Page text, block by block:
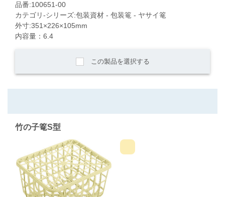
品番:100651-00
カテゴリ-シリーズ:包装資材 - 包装篭 - ヤサイ篭
外寸:351×226×105mm
内容量：6.4
この製品を選択する
竹の子篭S型